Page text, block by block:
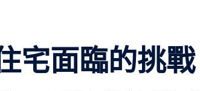
宅面臨的挑戰